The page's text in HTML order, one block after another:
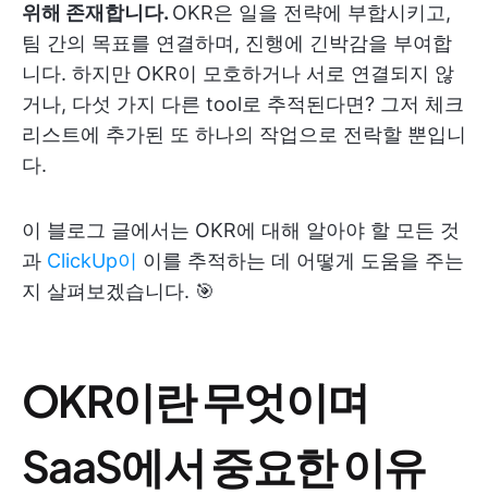
위해 존재합니다. OKR은 일을 전략에 부합시키고,
팀 간의 목표를 연결하며, 진행에 긴박감을 부여합
니다. 하지만 OKR이 모호하거나 서로 연결되지 않
거나, 다섯 가지 다른 tool로 추적된다면? 그저 체크
리스트에 추가된 또 하나의 작업으로 전락할 뿐입니
다.
이 블로그 글에서는 OKR에 대해 알아야 할 모든 것
과 ClickUp이 이를 추적하는 데 어떻게 도움을 주는
지 살펴보겠습니다. 🎯
OKR이란 무엇이며
SaaS에서 중요한 이유